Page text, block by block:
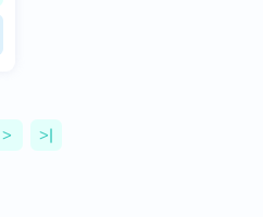
> >|